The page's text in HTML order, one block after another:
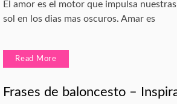
El amor es el motor que impulsa
sol en los dias mas oscuros. Amar es
Read More
Frases de baloncesto –